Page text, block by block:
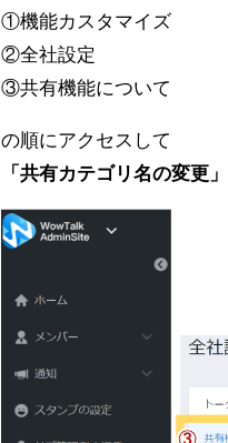
①機能カスタマイズ
②全社設定
③共有機能について
の順にアクセスして
「共有カテゴリ名の変更」